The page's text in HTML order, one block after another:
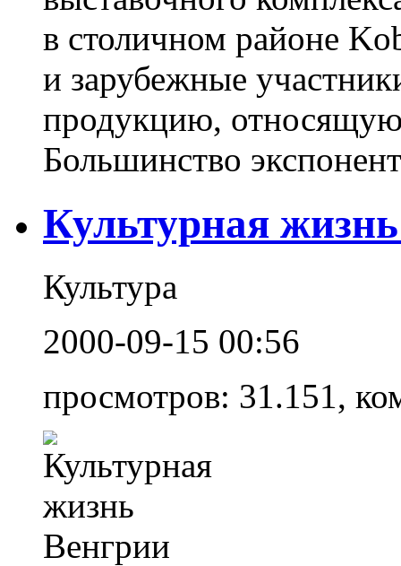
в столичном районе
и зарубежные
продукцию,
Большинство
Культурная
Культура
2000-09-15 00:56
просмотров: 31.151,